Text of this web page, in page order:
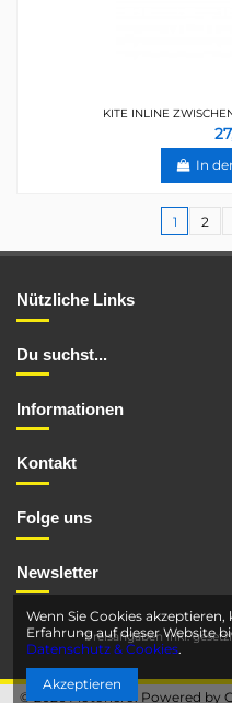
KITE INLINE
In
1 2
Nützliche Links
Du suchst...
Informationen
Kontakt
Folge uns
Newsletter
*Preisangaben inkl.
© 2026 Motohero. Powered by
Wenn Sie Cookies
Erfahrung auf dieser Website
Datenschutz & Cookies.
Akzeptieren